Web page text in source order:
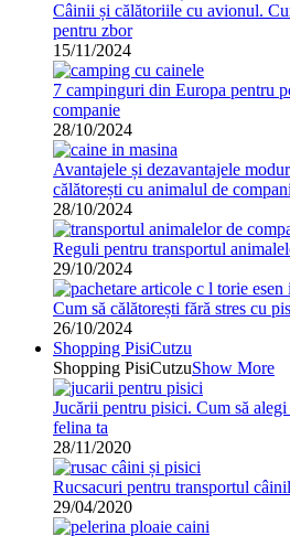
Câinii și călătoriile cu avionul.
pentru zbor
15/11/2024
7 campinguri din Europa pentru
companie
28/10/2024
Avantajele și dezavantajele
călătorești cu animalul de
28/10/2024
Reguli pentru transportul
29/10/2024
Cum să călătorești fără stres cu
26/10/2024
Shopping PisiCutzu
Shopping PisiCutzuShow More
Jucării pentru pisici. Cum să
felina ta
28/11/2020
Rucsacuri pentru transportul
29/04/2020